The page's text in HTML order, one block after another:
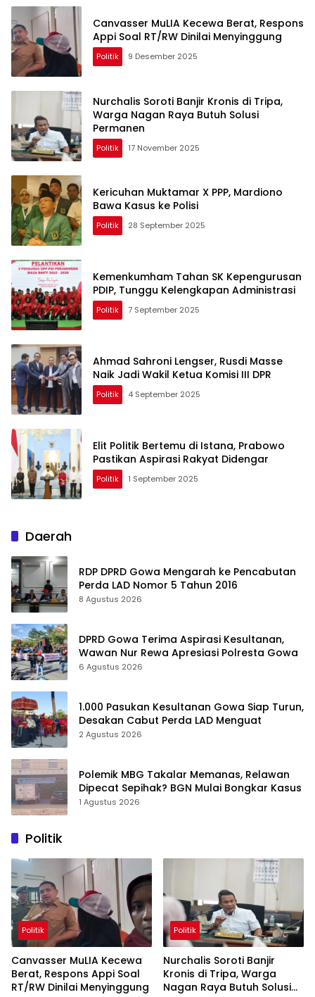
Canvasser MuLIA Kecewa Berat, Respons
Appi Soal RT/RW Dinilai Menyinggung
Politik 9 Desember 2025
Nurchalis Soroti Banjir Kronis di Tripa,
Warga Nagan Raya Butuh Solusi
Permanen
Politik 17 November 2025
Kericuhan Muktamar X PPP, Mardiono
Bawa Kasus ke Polisi
Politik 28 September 2025
Kemenkumham Tahan SK Kepengurusan
PDIP, Tunggu Kelengkapan Administrasi
Politik 7 September 2025
Ahmad Sahroni Lengser, Rusdi Masse
Naik Jadi Wakil Ketua Komisi III DPR
Politik 4 September 2025
Elit Politik Bertemu di Istana, Prabowo
Pastikan Aspirasi Rakyat Didengar
Politik 1 September 2025
Daerah
RDP DPRD Gowa Mengarah ke Pencabutan
Perda LAD Nomor 5 Tahun 2016
8 Agustus 2026
DPRD Gowa Terima Aspirasi Kesultanan,
Wawan Nur Rewa Apresiasi Polresta Gowa
6 Agustus 2026
1.000 Pasukan Kesultanan Gowa Siap Turun,
Desakan Cabut Perda LAD Menguat
2 Agustus 2026
Polemik MBG Takalar Memanas, Relawan
Dipecat Sepihak? BGN Mulai Bongkar Kasus
1 Agustus 2026
Politik
Politik
Canvasser MuLIA Kecewa
Berat, Respons Appi Soal
RT/RW Dinilai Menyinggung
Politik
Nurchalis Soroti Banjir
Kronis di Tripa, Warga
Nagan Raya Butuh Solusi